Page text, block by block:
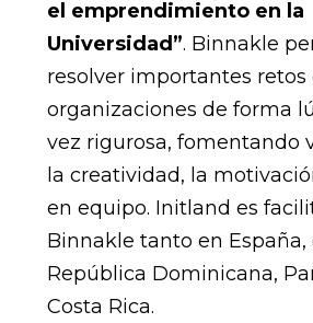
el emprendimiento en la
Universidad”. Binnakle
resolver importantes retos
organizaciones de forma
vez rigurosa, fomentando
la creatividad, la
en equipo. Initland es
Binnakle tanto en España,
República Dominicana,
Costa Rica.